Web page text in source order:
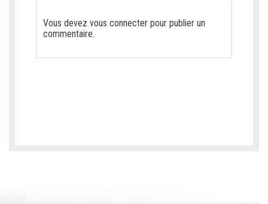
Vous devez vous connecter pour publier un
commentaire.